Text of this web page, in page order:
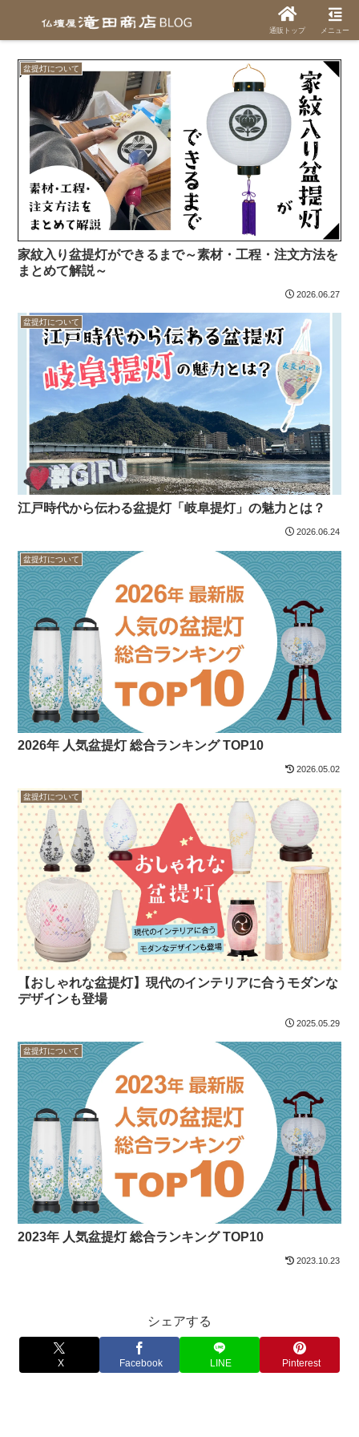
新盆
盆提灯について
家紋入り盆提灯ができるまで～素材・工程・注文方法を
まとめて解説～
2026.06.27
盆提灯について
江戸時代から伝わる盆提灯「岐阜提灯」の魅力とは？
2026.06.24
盆提灯について
2026年 人気盆提灯 総合ランキング TOP10
2026.05.02
盆提灯について
【おしゃれな盆提灯】現代のインテリアに合うモダンな
デザインも登場
2025.05.29
盆提灯について
2023年 人気盆提灯 総合ランキング TOP10
2023.10.23
シェアする
X Facebook LINE Pinterest
通販トップ メニュー